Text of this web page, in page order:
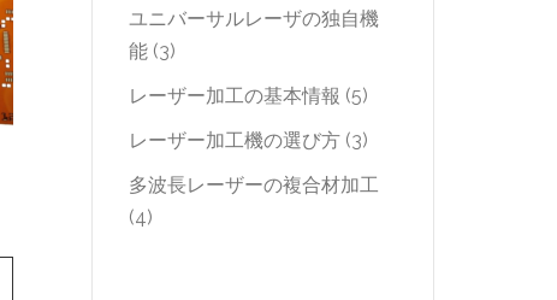
ユニバーサルレーザの独自機
能 (3)
レーザー加工の基本情報 (5)
レーザー加工機の選び方 (3)
多波長レーザーの複合材加工
(4)